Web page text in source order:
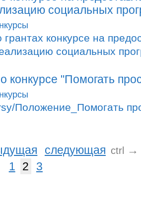
социальных
конкурсе на
социальных
конкурсе "Помогать
Положение_Помогать
следующая ctrl
→
1 2 3